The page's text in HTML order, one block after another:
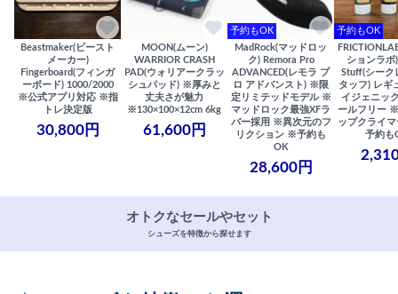
Beastmaker(ビースト
メーカー)
Fingerboard(フィンガ
ーボード) 1000/2000
※公式アプリ対応 ※指
トレ決定版
30,800円
MOON(ムーン)
WARRIOR CRASH
PAD(ウォリアークラッ
シュパッド) ※厚みと
丈夫さが魅力
※130×100×12cm 6kg
61,600円
予約もOK
MadRock(マッドロッ
ク) Remora Pro
ADVANCED(レモラ プ
ロ アドバンスト) ※限
定リミテッドモデル ※
マッドロック最強XFラ
バー採用 ※異次元のフ
リクション ※予約も
OK
28,600円
予約もOK
ションラボ
Stuff(シーク
タッフ) レギ
イジェニッ
ールフリー
ップクライ
予約も
オトクなセールやセット
シューズを特徴から探せます